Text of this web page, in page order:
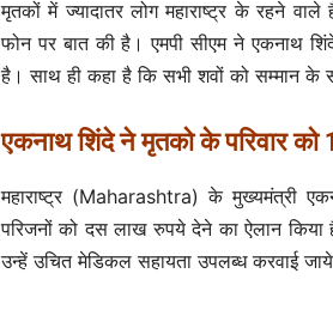
मृतकों में ज्यादातर लोग महाराष्ट्र के रहने
फोन पर बात की है। एमपी सीएम ने एकनाथ
है। साथ ही कहा है कि सभी शवों को सम्मान के
एकनाथ शिंदे ने मृतको के परिवार
महाराष्ट्र (Maharashtra) के मुख्यमंत्री
परिजनों को दस लाख रुपये देने का ऐलान किया
उन्हें उचित मेडिकल सहायता उपलब्ध करवाई